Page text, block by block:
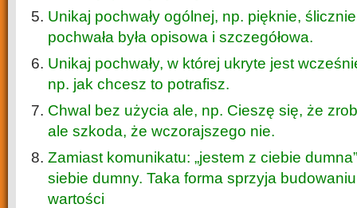
Unikaj pochwały ogólnej, np. pięknie,
pochwała była opisowa i szczegółowa.
Unikaj pochwały, w której ukryte jest
np. jak chcesz to potrafisz.
Chwal bez użycia ale, np. Cieszę się, że
ale szkoda, że wczorajszego nie.
Zamiast komunikatu: „jestem z ciebie
siebie dumny. Taka forma sprzyja
wartości